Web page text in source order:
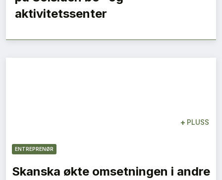
aktivitetssenter
+ PLUSS
ENTREPRENØR
Skanska økte omsetningen i andre